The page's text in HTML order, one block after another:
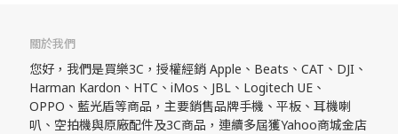
關於我們
您好，我們是買樂3C，授權經銷 Apple、Beats、CAT、DJI、
Harman Kardon、HTC、iMos、JBL、Logitech UE、
OPPO、藍光盾等商品，主要銷售品牌手機、平板、耳機喇
叭、空拍機與原廠配件及3C商品，連續多屆獲Yahoo商城金店